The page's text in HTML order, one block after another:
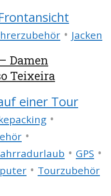
• Jacken
Damen
Teixeira
•
•
• GPS •
• Tourzubehör